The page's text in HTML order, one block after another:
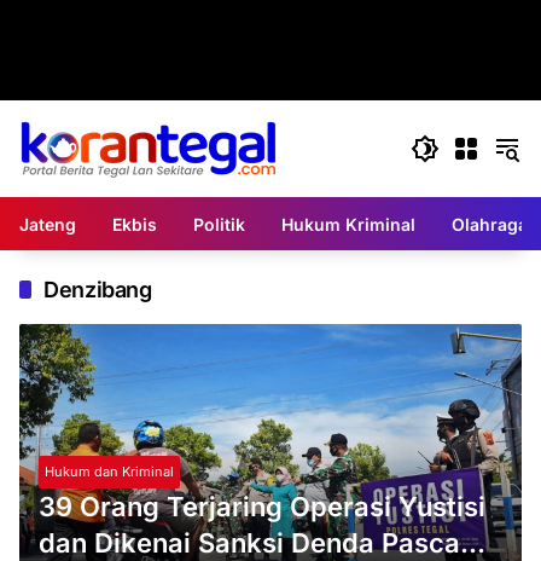
Jateng Ekbis Politik Hukum Kriminal Olahraga
Denzibang
Hukum dan Kriminal
39 Orang Terjaring Operasi Yustisi
dan Dikenai Sanksi Denda Pasca